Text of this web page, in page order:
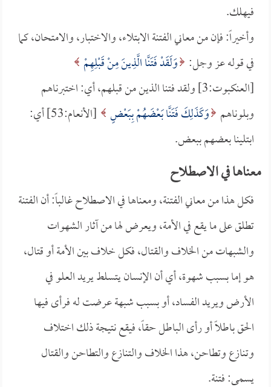
فيهلك.
وأخيراً: فإن من معاني الفتنة الابتلاء، والاختبار، والامتحان، كما
في قوله عز وجل: وَلَقَدْ فَتَنَّا الَّذِينَ مِنْ قَبْلِهِمْ
[العنكبوت:3] ولقد فتنا الذين من قبلهم، أي: اختبرناهم
وبلوناهم وَكَذَلِكَ فَتَنَّا بَعْضَهُمْ بِبَعْضٍ
[الأنعام:53] أي:
ابتلينا بعضهم ببعض.
معناها في الاصطلاح
فكل هذا من معاني الفتنة، ومعناها في الاصطلاح غالباً: أن الفتنة
تطلق على ما يقع في الأمة، ويعرض لها من آثار الشهوات
والشبهات من الخلاف والقتال، فكل خلاف بين الأمة أو قتال،
هو إما بسبب شهوة، أي أن الإنسان يتسلط يريد العلو في
الأرض ويريد الفساد، أو بسبب شبهة عرضت له فرأى فيها
الحق باطلاً أو رأى الباطل حقاً، فيقع نتيجة ذلك اختلاف
وتنازع وتطاحن، هذا الخلاف والتنازع والتطاحن والقتال
يسمى: فتنة.